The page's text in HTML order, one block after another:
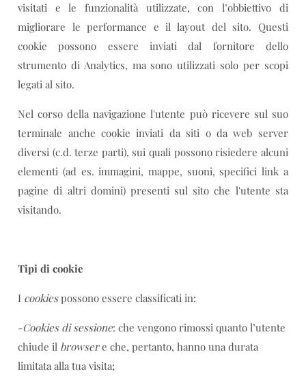
visitati e le funzionalità utilizzate, con l’obbiettivo di
migliorare le performance e il layout del sito. Questi
cookie possono essere inviati dal fornitore dello
strumento di Analytics, ma sono utilizzati solo per scopi
legati al sito.
Nel corso della navigazione l'utente può ricevere sul suo
terminale anche cookie inviati da siti o da web server
diversi (c.d. terze parti), sui quali possono risiedere alcuni
elementi (ad es. immagini, mappe, suoni, specifici link a
pagine di altri domini) presenti sul sito che l'utente sta
visitando.
Tipi di cookie
I cookiespossono essere classificati in:
-Cookies di sessione: che vengono rimossi quanto l’utente
chiude il browsere che, pertanto, hanno una durata
limitata alla tua visita;